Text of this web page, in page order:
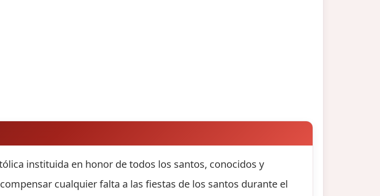
instituida en honor de todos los santos, conocidos y
cualquier falta a las fiestas de los santos durante el